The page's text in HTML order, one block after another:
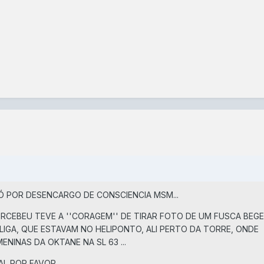
POR DESENCARGO DE CONSCIENCIA MSM...
TEVE A ''CORAGEM'' DE TIRAR FOTO DE UM FUSCA
QUE ESTAVAM NO HELIPONTO, ALI PERTO DA TORRE, ONDE
DA OKTANE NA SL 63 ...